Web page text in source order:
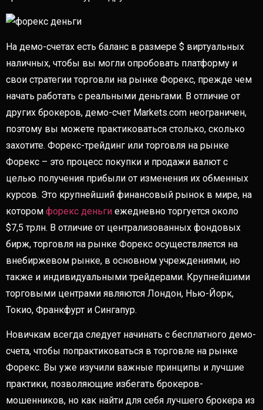
На демо-счетах есть баланс в размере $ виртуальных
наличных, чтобы вы могли опробовать платформу и
свои стратегии торговли на рынке Форекс, прежде чем
начать работать с реальными деньгами. В отличие от
других брокеров, демо-счет Markets.com неограничен,
поэтому вы можете практиковаться столько, сколько
захотите. Форекс-трейдинг или торговля на рынке
Форекс – это процесс покупки и продажи валют с
целью получения прибыли от изменения их обменных
курсов. Это крупнейший финансовый рынок в мире, на
котором форекс деньги ежедневно торгуется около
$7,5 трлн. В отличие от централизованных фондовых
бирж, торговля на рынке Форекс осуществляется на
внебиржевом рынке, в основном учреждениями, но
также и индивидуальными трейдерами. Крупнейшими
торговыми центрами являются Лондон, Нью-Йорк,
Токио, Франкфурт и Сингапур.
Новичкам всегда следует начинать с бесплатного демо-
счета, чтобы попрактиковаться в торговле на рынке
Форекс. Вы уже изучили важные принципы и лучшие
практики, позволяющие избегать брокеров-
мошенников, но как найти для себя лучшего брокера из